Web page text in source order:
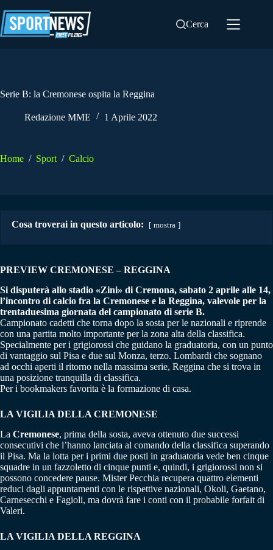
al
contenuto
Cerca
Serie B: la Cremonese ospita la Reggina
Redazione MME 1 Aprile 2022
Home / Sport / Calcio
Cosa troverai in questo articolo: mostra
PREVIEW CREMONESE – REGGINA
Si disputerà allo stadio «Zini» di Cremona, sabato 2 aprile alle 14,
l’incontro di calcio fra la Cremonese e la Reggina, valevole per la
trentaduesima giornata del campionato di serie B.
Campionato cadetti che torna dopo la sosta per le nazionali e riprende
con una partita molto importante per la zona alta della classifica.
Specialmente per i grigiorossi che guidano la graduatoria, con un punto
di vantaggio sul Pisa e due sul Monza, terzo. Lombardi che sognano
ad occhi aperti il ritorno nella massima serie, Reggina che si trova in
una posizione tranquilla di classifica.
Per i bookmakers favorita è la formazione di casa.
LA VIGILIA DELLA CREMONESE
La Cremonese, prima della sosta, aveva ottenuto due successi
consecutivi che l’hanno lanciata al comando della classifica superando
il Pisa. Ma la lotta per i primi due posti in graduatoria vede ben cinque
squadre in un fazzoletto di cinque punti e, quindi, i grigiorossi non si
possono concedere pause. Mister Pecchia recupera quattro elementi
reduci dagli appuntamenti con le rispettive nazionali, Okoli, Gaetano,
Carnesecchi e Fagioli, ma dovrà fare i conti con il probabile forfait di
Valeri.
LA VIGILIA DELLA REGGINA